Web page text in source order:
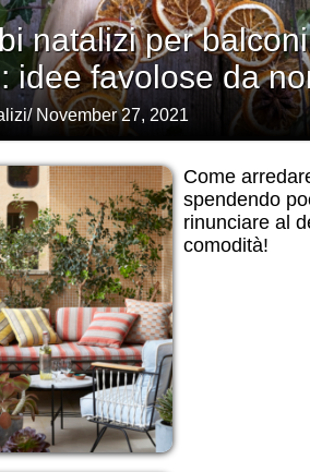
natalizi per
idee favolose da
/ November 27, 2021
Come
spendendo
rinunciare al
comodità!